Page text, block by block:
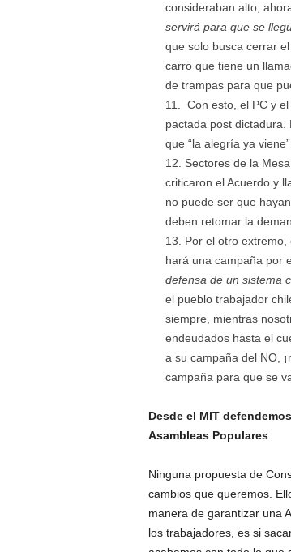
consideraban alto,
servirá para que se
que solo busca cerrar
carro que tiene un
de trampas para que
Con esto, el PC y
pactada post
que “la alegría ya
Sectores de la
criticaron el Acuerdo y
no puede ser que
deben retomar la
Por el otro
hará una campaña por
defensa de un sistema
el pueblo trabajador
siempre, mientras
endeudados hasta el
a su campaña del NO,
campaña para que se
Desde el MIT
Asambleas Populares
Ninguna propuesta de
cambios que queremos.
manera de garantizar una
los trabajadores, es si